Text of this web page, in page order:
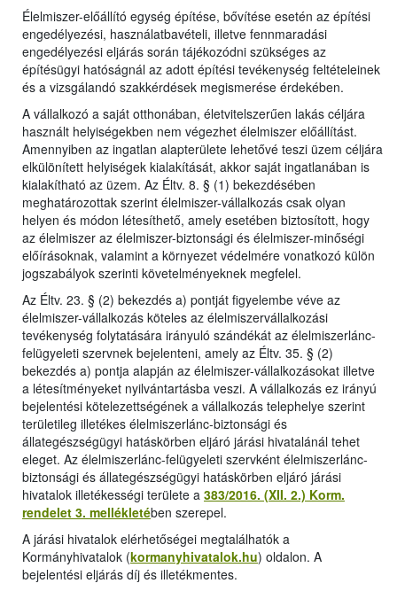
Élelmiszer-előállító egység építése, bővítése esetén az építési
engedélyezési, használatbavételi, illetve fennmaradási
engedélyezési eljárás során tájékozódni szükséges az
építésügyi hatóságnál az adott építési tevékenység feltételeinek
és a vizsgálandó szakkérdések megismerése érdekében.
A vállalkozó a saját otthonában, életvitelszerűen lakás céljára
használt helyiségekben nem végezhet élelmiszer előállítást.
Amennyiben az ingatlan alapterülete lehetővé teszi üzem céljára
elkülönített helyiségek kialakítását, akkor saját ingatlanában is
kialakítható az üzem. Az Éltv. 8. § (1) bekezdésében
meghatározottak szerint élelmiszer-vállalkozás csak olyan
helyen és módon létesíthető, amely esetében biztosított, hogy
az élelmiszer az élelmiszer-biztonsági és élelmiszer-minőségi
előírásoknak, valamint a környezet védelmére vonatkozó külön
jogszabályok szerinti követelményeknek megfelel.
Az Éltv. 23. § (2) bekezdés a) pontját figyelembe véve az
élelmiszer-vállalkozás köteles az élelmiszervállalkozási
tevékenység folytatására irányuló szándékát az élelmiszerlánc-
felügyeleti szervnek bejelenteni, amely az Éltv. 35. § (2)
bekezdés a) pontja alapján az élelmiszer-vállalkozásokat illetve
a létesítményeket nyilvántartásba veszi. A vállalkozás ez irányú
bejelentési kötelezettségének a vállalkozás telephelye szerint
területileg illetékes élelmiszerlánc-biztonsági és
állategészségügyi hatáskörben eljáró járási hivatalánál tehet
eleget. Az élelmiszerlánc-felügyeleti szervként élelmiszerlánc-
biztonsági és állategészségügyi hatáskörben eljáró járási
hivatalok illetékességi területe a 383/2016. (XII. 2.) Korm.
rendelet 3. mellékletében szerepel.
A járási hivatalok elérhetőségei megtalálhatók a
Kormányhivatalok (kormanyhivatalok.hu) oldalon. A
bejelentési eljárás díj és illetékmentes.